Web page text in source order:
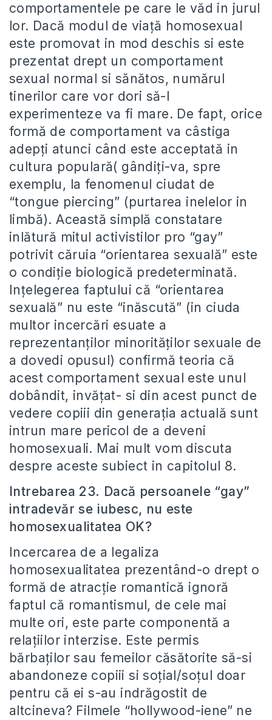
comportamentele pe care le văd in jurul
lor. Dacă modul de viață homosexual
este promovat in mod deschis si este
prezentat drept un comportament
sexual normal si sănătos, numărul
tinerilor care vor dori să-l
experimenteze va fi mare. De fapt, orice
formă de comportament va câstiga
adepți atunci când este acceptată in
cultura populară( gândiți-va, spre
exemplu, la fenomenul ciudat de
“tongue piercing” (purtarea inelelor in
limbă). Această simplă constatare
inlătură mitul activistilor pro “gay”
potrivit căruia “orientarea sexuală” este
o condiție biologică predeterminată.
Ințelegerea faptului că “orientarea
sexuală” nu este “inăscută” (in ciuda
multor incercări esuate a
reprezentanților minorităților sexuale de
a dovedi opusul) confirmă teoria că
acest comportament sexual este unul
dobândit, invățat- si din acest punct de
vedere copiii din generația actuală sunt
intrun mare pericol de a deveni
homosexuali. Mai mult vom discuta
despre aceste subiect in capitolul 8.
Intrebarea 23. Dacă persoanele “gay”
intradevăr se iubesc, nu este
homosexualitatea OK?
Incercarea de a legaliza
homosexualitatea prezentând-o drept o
formă de atracție romantică ignoră
faptul că romantismul, de cele mai
multe ori, este parte componentă a
relațiilor interzise. Este permis
bărbaților sau femeilor căsătorite să-si
abandoneze copiii si soțial/soțul doar
pentru că ei s-au indrăgostit de
altcineva? Filmele “hollywood-iene” ne